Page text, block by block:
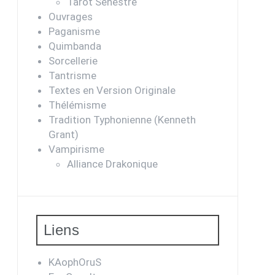
Ouvrages
Paganisme
Quimbanda
Sorcellerie
Tantrisme
Textes en Version Originale
Thélémisme
Tradition Typhonienne (Kenneth
Grant)
Vampirisme
Alliance Drakonique
Liens
KAophOruS